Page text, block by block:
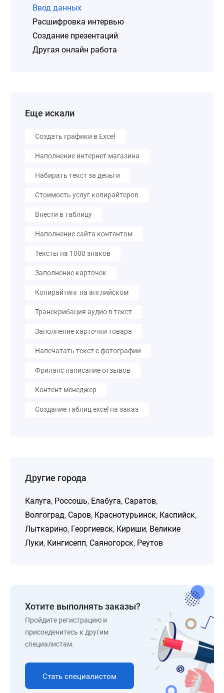
Ввод данных
Расшифровка интервью
Создание презентаций
Другая онлайн работа
Еще искали
Создать графики в Excel
Наполнение интернет магазина
Набирать текст за деньги
Стоимость услуг копирайтеров
Внести в таблицу
Наполнение сайта контентом
Тексты на 1000 знаков
Заполнение карточек
Копирайтинг на английском
Транскрибация аудио в текст
Заполнение карточки товара
Напечатать текст с фотографии
Фриланс написание отзывов
Контент менеджер
Создание таблиц excel на заказ
Другие города
Калуга, Россошь, Елабуга, Саратов,
Волгоград, Саров, Краснотурьинск, Каспийск,
Лыткарино, Георгиевск, Кириши, Великие
Луки, Кингисепп, Саяногорск, Реутов
Хотите выполнять заказы?
Пройдите регистрацию и
присоеденитесь к другим
специалистам.
Стать специалистом